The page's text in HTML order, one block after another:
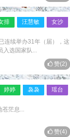
排 汪慧敏 女沙
连续举办31年（届），这
入选国家队...
赞(2)
婷婷 袅袅 瑶台
苍茫息...
赞(4)